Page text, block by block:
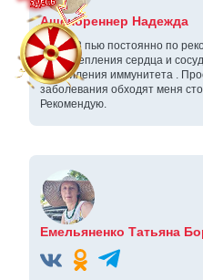
Ашенбреннер Надежда
Омега-3 пью постоянно по
для укрепления сердца и
укрепиления иммунитета .
заболевания обходят меня
Рекомендую.
Емельяненко Татьяна